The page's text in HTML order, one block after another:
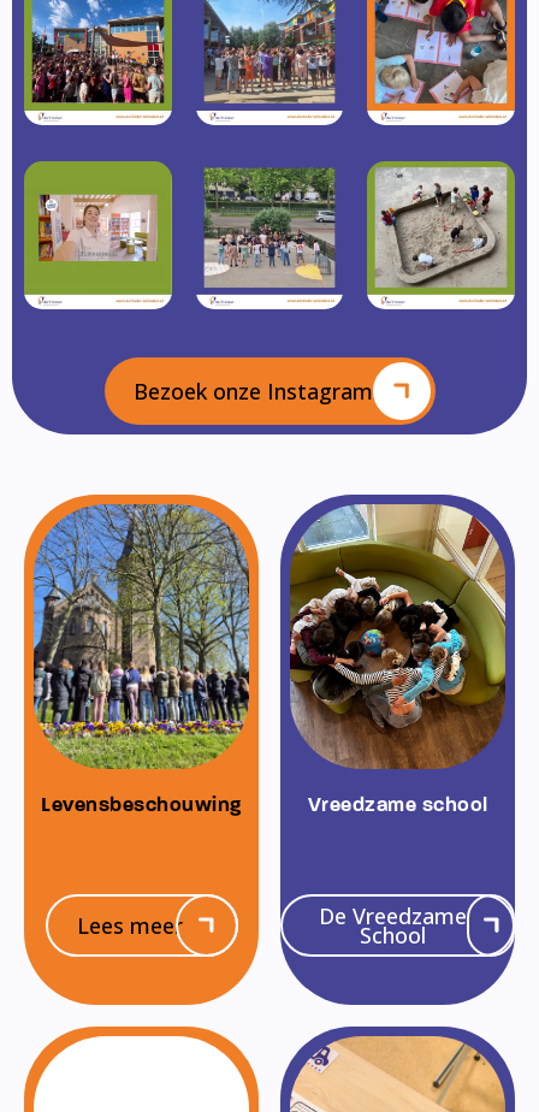
Bezoek onze Instagram
Levensbeschouwing
Lees meer
Vreedzame school
De Vreedzame
School